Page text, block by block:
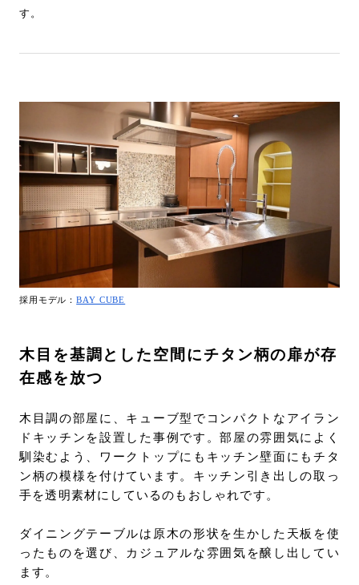
す。
採用モデル：BAY CUBE
木目を基調とした空間にチタン柄の扉が存
在感を放つ
木目調の部屋に、キューブ型でコンパクトなアイラン
ドキッチンを設置した事例です。部屋の雰囲気によく
馴染むよう、ワークトップにもキッチン壁面にもチタ
ン柄の模様を付けています。キッチン引き出しの取っ
手を透明素材にしているのもおしゃれです。
ダイニングテーブルは原木の形状を生かした天板を使
ったものを選び、カジュアルな雰囲気を醸し出してい
ます。